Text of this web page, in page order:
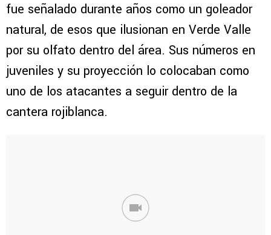
fue señalado durante años como un goleador
natural, de esos que ilusionan en Verde Valle
por su olfato dentro del área. Sus números en
juveniles y su proyección lo colocaban como
uno de los atacantes a seguir dentro de la
cantera rojiblanca.